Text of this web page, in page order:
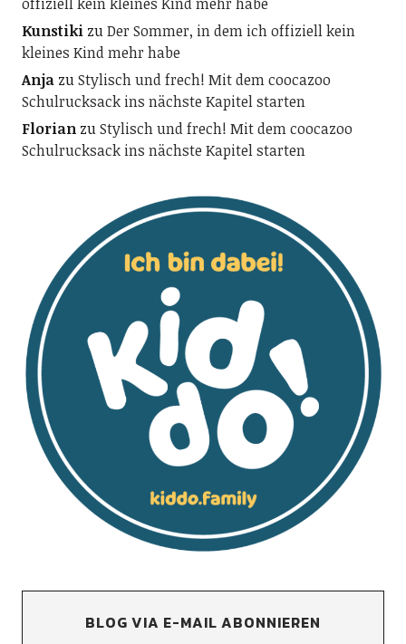
KunstikizuDer Sommer, in dem ich offiziell kein
kleines Kind mehr habe
AnjazuStylisch und frech! Mit dem coocazoo
Schulrucksack ins nächste Kapitel starten
FlorianzuStylisch und frech! Mit dem coocazoo
Schulrucksack ins nächste Kapitel starten
BLOG VIA E-MAIL ABONNIEREN